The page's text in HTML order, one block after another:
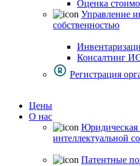
Оценка
Управление
собственностью
Консалтинг
Регистрация
Цены
О нас
Юридическая
интеллектуальной
Патентные